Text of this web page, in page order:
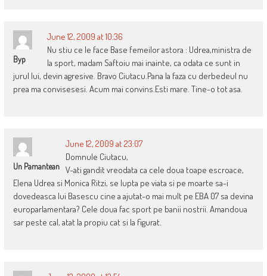
Byp
June 12, 2009 at 10:36
Nu stiu ce le face Base femeilor astora : Udrea,ministra de
la sport, madam Saftoiu mai inainte, ca odata ce sunt in
jurul lui, devin agresive. Bravo Ciutacu.Pana la faza cu derbedeul nu
prea ma convisesesi. Acum mai convins.Esti mare. Tine-o tot asa.
Un Pamantean
June 12, 2009 at 23:07
Domnule Ciutacu,
V-ati gandit vreodata ca cele doua toape escroace,
Elena Udrea si Monica Ritzi, se lupta pe viata si pe moarte sa-i
dovedeasca lui Basescu cine a ajutat-o mai mult pe EBA 07 sa devina
europarlamentara? Cele doua fac sport pe banii nostrii. Amandoua
sar peste cal, atat la propiu cat si la figurat.